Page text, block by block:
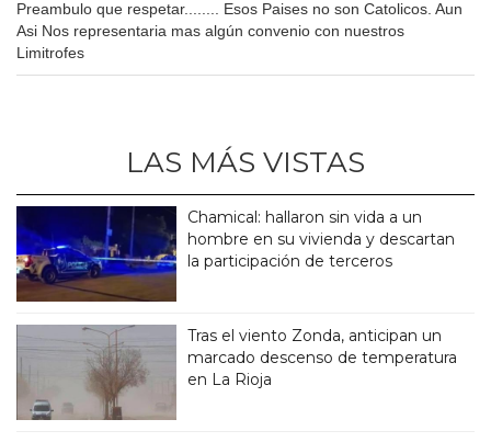
Preambulo que respetar........ Esos Paises no son Catolicos. Aun
Asi Nos representaria mas algún convenio con nuestros
Limitrofes
LAS MÁS VISTAS
Chamical: hallaron sin vida a un
hombre en su vivienda y descartan
la participación de terceros
Tras el viento Zonda, anticipan un
marcado descenso de temperatura
en La Rioja